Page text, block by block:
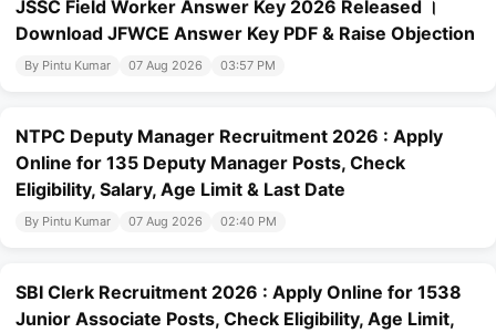
JSSC Field Worker Answer Key 2026 Released ।
Download JFWCE Answer Key PDF & Raise Objection
By Pintu Kumar 07 Aug 2026 03:57 PM
NTPC Deputy Manager Recruitment 2026 : Apply
Online for 135 Deputy Manager Posts, Check
Eligibility, Salary, Age Limit & Last Date
By Pintu Kumar 07 Aug 2026 02:40 PM
SBI Clerk Recruitment 2026 : Apply Online for 1538
Junior Associate Posts, Check Eligibility, Age Limit,